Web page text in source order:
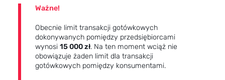
Ważne!
Obecnie limit transakcji gotówkowych
dokonywanych pomiędzy przedsiębiorcami
wynosi 15 000 zł. Na ten moment wciąż nie
obowiązuje żaden limit dla transakcji
gotówkowych pomiędzy konsumentami.